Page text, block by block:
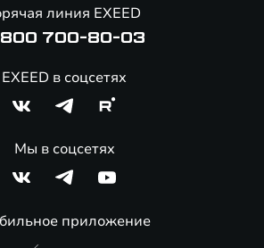
приложение
линия EXEED
700-80-03
EXEED в соцсетях
Мы в соцсетях